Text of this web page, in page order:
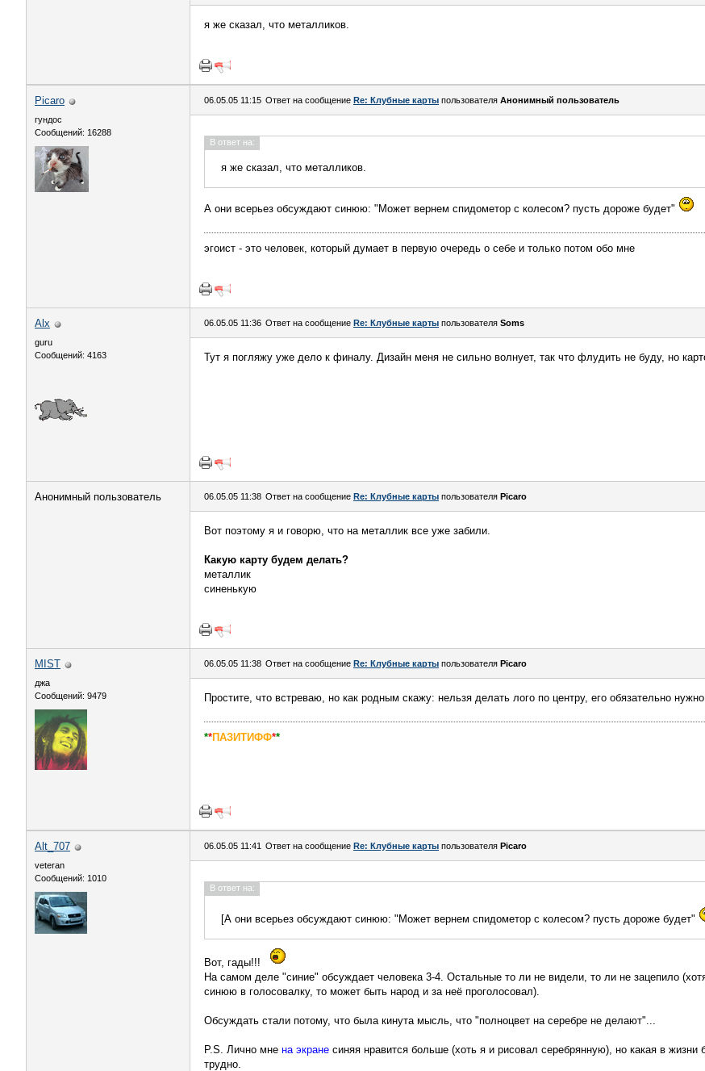
я же сказал, что металликов.
Picaro
гундос
Сообщений: 16288
06.05.05 11:15 Ответ на сообщение Re: Клубные карты пользователя Анонимный пользователь
В ответ на:
я же сказал, что металликов.
А они всерьез обсуждают синюю: "Может вернем спидометор с колесом? пусть дороже будет"
эгоист - это человек, который думает в первую очередь о себе и только потом обо мне
Alx
guru
Сообщений: 4163
06.05.05 11:36 Ответ на сообщение Re: Клубные карты пользователя Soms
Тут я погляжу уже дело к финалу. Дизайн меня не сильно волнует, так что флудить не буду, но
Анонимный пользователь 06.05.05 11:38 Ответ на сообщение Re: Клубные карты пользователя Picaro
Вот поэтому я и говорю, что на металлик все уже забили.
Какую карту будем делать?
металлик
синенькую
MIST
джа
Сообщений: 9479
06.05.05 11:38 Ответ на сообщение Re: Клубные карты пользователя Picaro
Простите, что встреваю, но как родным скажу: нельзя делать лого по центру, его обязательно
**ПАЗИТИФФ**
Alt_707
veteran
Сообщений: 1010
06.05.05 11:41 Ответ на сообщение Re: Клубные карты пользователя Picaro
В ответ на:
[А они всерьез обсуждают синюю: "Может вернем спидометор с колесом? пусть дороже будет"
Вот, гады!!!
На самом деле "синие" обсуждает человека 3-4. Остальные то ли не видели, то ли не зацепило
синюю в голосовалку, то может быть народ и за неё проголосовал).
Обсуждать стали потому, что была кинута мысль, что "полноцвет на серебре не делают"...
P.S. Лично мне на экране синяя нравится больше (хоть я и рисовал серебрянную), но какая в жизни
трудно.